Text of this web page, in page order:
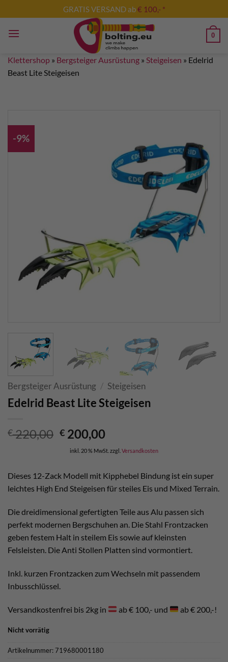
Inhalt
springen
GRATIS VERSAND ab€ 100,- *
0
Klettershop » Bergsteiger Ausrüstung » Steigeisen » Edelrid
Beast Lite Steigeisen
-9%
Bergsteiger Ausrüstung / Steigeisen
Edelrid Beast Lite Steigeisen
€220,00 Ursprünglicher
Preis
war:
€ 220,00
€ 200,00Aktueller
Preis
ist:
€ 200,00.
inkl. 20 % MwSt. zzgl. Versandkosten
Dieses 12-Zack Modell mit Kipphebel Bindung ist ein super
leichtes High End Steigeisen für steiles Eis und Mixed Terrain.
Die dreidimensional gefertigten Teile aus Alu passen sich
perfekt modernen Bergschuhen an. Die Stahl Frontzacken
geben festem Halt in steilem Eis sowie auf kleinsten
Felsleisten. Die Anti Stollen Platten sind vormontiert.
Inkl. kurzen Frontzacken zum Wechseln mit passendem
Inbusschlüssel.
Versandkostenfrei bis 2kg in ab € 100,- und ab € 200,-!
Nicht vorrätig
Artikelnummer:719680001180